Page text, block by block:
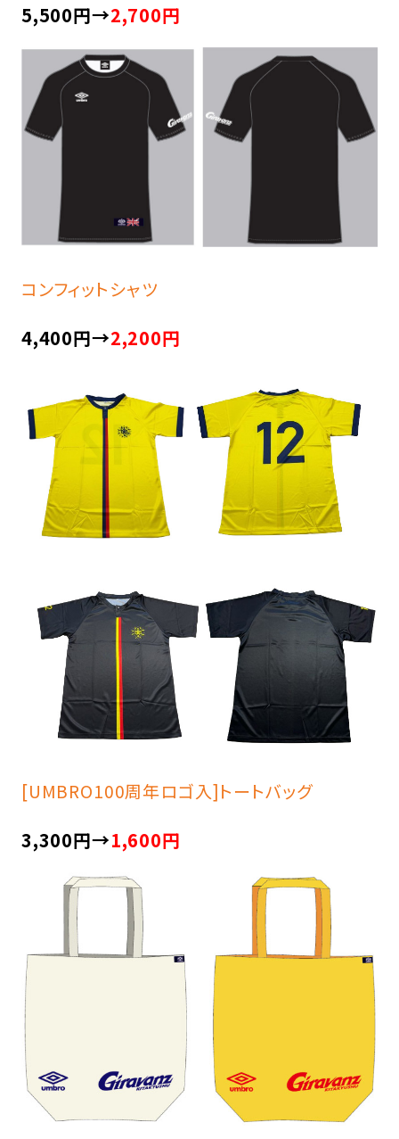
5,500円→2,700円
コンフィットシャツ
4,400円→2,200円
[UMBRO100周年ロゴ入]トートバッグ
3,300円→1,600円